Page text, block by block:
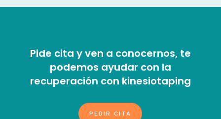
Pide cita y ven a conocernos, te
podemos ayudar con la
recuperación con kinesiotaping
PEDIR CITA